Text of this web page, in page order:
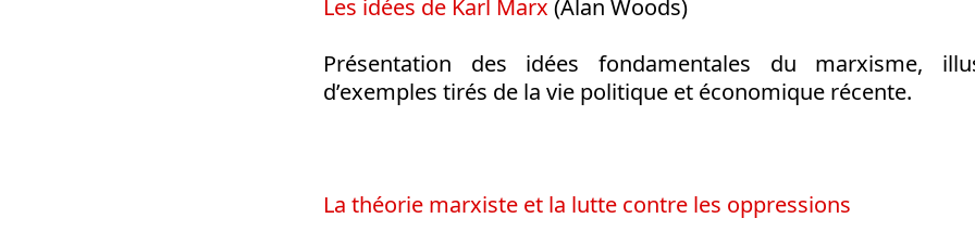
Les idées de Karl Marx (Alan Woods)
Présentation des idées fondamentales du marxisme,
d’exemples tirés de la vie politique et économique récente.
La théorie marxiste et la lutte contre les oppressions